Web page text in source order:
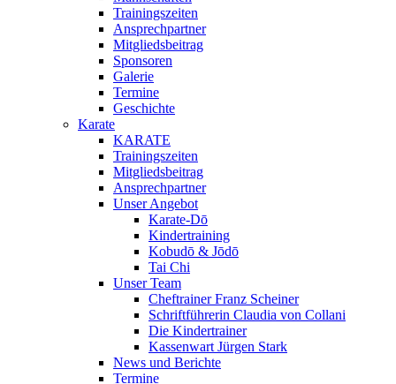
Trainingszeiten
Ansprechpartner
Mitgliedsbeitrag
Sponsoren
Galerie
Termine
Geschichte
Karate
KARATE
Trainingszeiten
Mitgliedsbeitrag
Ansprechpartner
Unser Angebot
Karate-Dō
Kindertraining
Kobudō & Jōdō
Tai Chi
Unser Team
Cheftrainer Franz Scheiner
Schriftführerin Claudia von Collani
Die Kindertrainer
Kassenwart Jürgen Stark
News und Berichte
Termine